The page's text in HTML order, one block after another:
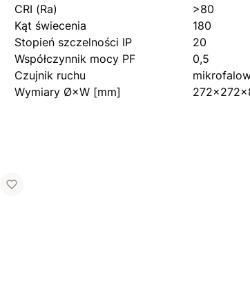
CRI (Ra)
>80
Kąt świecenia
180
Stopień szczelności IP
20
Współczynnik mocy PF
0,5
Czujnik ruchu
Wymiary Ø×W [mm]